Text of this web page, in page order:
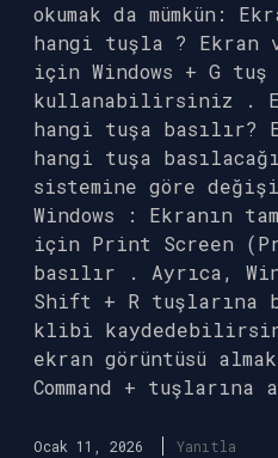
okumak da mümkün:
hangi tuşla ? Ekran
için Windows + G tuş
kullanabilirsiniz .
hangi tuşa basılır?
hangi tuşa
sistemine göre
Windows : Ekranın
için Print Screen
basılır . Ayrıca,
Shift + R tuşlarına
klibi
ekran görüntüsü
Command +
Ocak 11, 2026 Yanıtla